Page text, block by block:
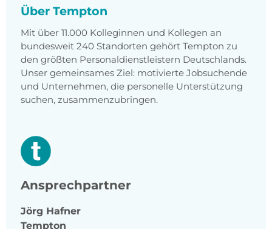
Über Tempton
Mit über 11.000 Kolleginnen und Kollegen an
bundesweit 240 Standorten gehört Tempton zu
den größten Personaldienstleistern Deutschlands.
Unser gemeinsames Ziel: motivierte Jobsuchende
und Unternehmen, die personelle Unterstützung
suchen, zusammenzubringen.
Ansprechpartner
Jörg Hafner
Tempton